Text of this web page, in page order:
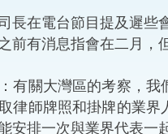
務中心
粵港澳大灣區
長在電台節目提及遲些
前有消息指會在二月
有關大灣區的考察，
律師牌照和掛牌的業
安排一次與業界代表一